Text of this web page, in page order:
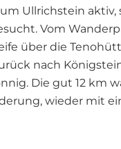
Ullrichstein
Vom
über die
nach
Die gut 12
wieder mit